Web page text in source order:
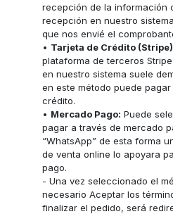
recepción de la información
recepción en nuestro
que nos envié el
• Tarjeta de Crédito
plataforma de terceros
en nuestro sistema suele
en este método puede
crédito.
• Mercado Pago: Puede
pagar a través de mercado
“WhatsApp” de esta forma
de venta online lo apoyara
pago.
- Una vez seleccionado el
necesario Aceptar los
finalizar el pedido, será